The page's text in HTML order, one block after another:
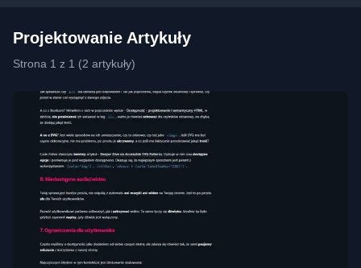
Projektowanie Artykuły
Strona 1 z 1 (2 artykuły)